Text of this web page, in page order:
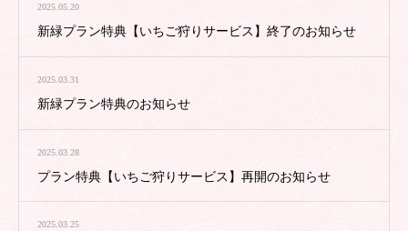
2025.05.20
新緑プラン特典【いちご狩りサービス】終了のお知らせ
2025.03.31
新緑プラン特典のお知らせ
2025.03.28
プラン特典【いちご狩りサービス】再開のお知らせ
2025.03.25